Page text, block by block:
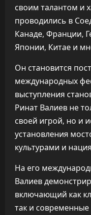
своим талантом и
проводились в
Канаде, Франции,
Японии, Китае и
Он становится
международных
выступления
Ринат Валиев не
своей игрой, но и
установления
культурами и
На его
Валиев
включающий как
так и